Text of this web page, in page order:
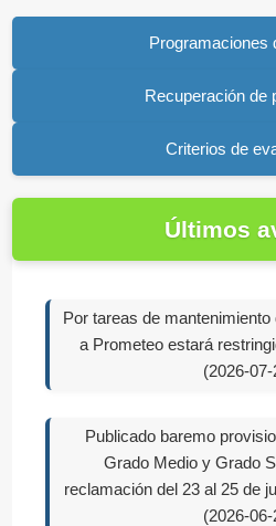
Programaciones
Recuperación de
Criterios de
Últimos
Por tareas de
a Prometeo estará
(2026-07-
Publicado baremo
Grado Medio y Grado
reclamación del 23 al 25 de
(2026-06-